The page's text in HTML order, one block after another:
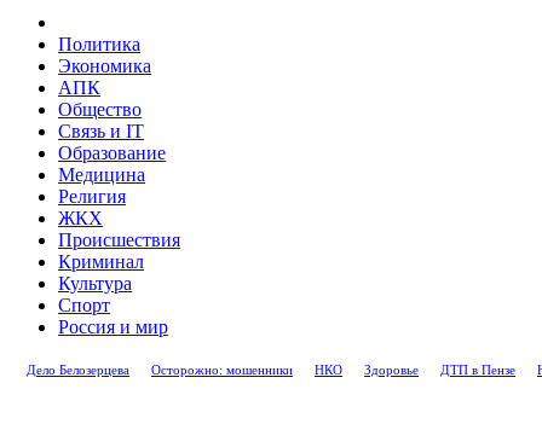
Политика
Экономика
АПК
Общество
Связь и IT
Образование
Медицина
Религия
ЖКХ
Происшествия
Криминал
Культура
Спорт
Россия и мир
Дело Белозерцева Осторожно: мошенники НКО Здоровье ДТП в Пензе